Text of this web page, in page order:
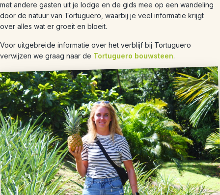
met andere gasten uit je lodge en de gids mee op een wandeling
door de natuur van Tortuguero, waarbij je veel informatie krijgt
over alles wat er groeit en bloeit.
Voor uitgebreide informatie over het verblijf bij Tortuguero
verwijzen we graag naar de Tortuguero bouwsteen.